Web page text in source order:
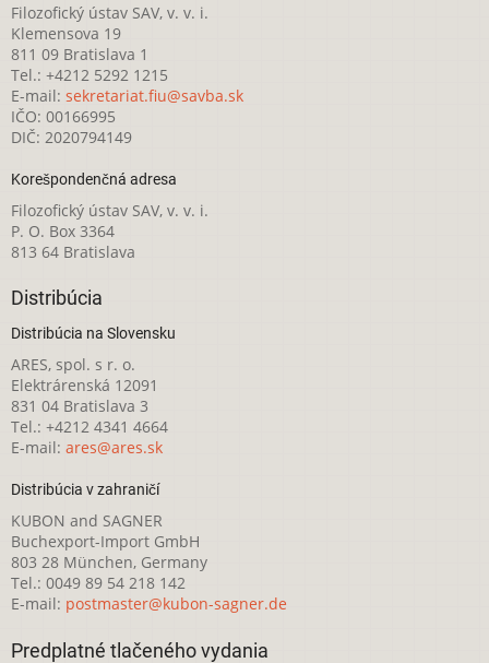
Filozofický ústav SAV, v. v. i.
Klemensova 19
811 09 Bratislava 1
Tel.: +4212 5292 1215
E-mail: sekretariat.fiu@savba.sk
IČO: 00166995
DIČ: 2020794149
Korešpondenčná adresa
Filozofický ústav SAV, v. v. i.
P. O. Box 3364
813 64 Bratislava
Distribúcia
Distribúcia na Slovensku
ARES, spol. s r. o.
Elektrárenská 12091
831 04 Bratislava 3
Tel.: +4212 4341 4664
E-mail: ares@ares.sk
Distribúcia v zahraničí
KUBON and SAGNER
Buchexport-Import GmbH
803 28 München, Germany
Tel.: 0049 89 54 218 142
E-mail: postmaster@kubon-sagner.de
Predplatné tlačeného vydania